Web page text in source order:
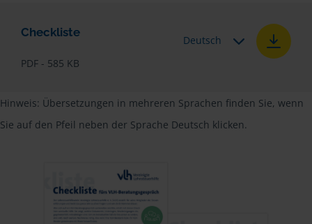
Checkliste
PDF - 585 KB
Deutsch
Hinweis: Übersetzungen in mehreren Sprachen finden Sie, wenn
Sie auf den Pfeil neben der Sprache Deutsch klicken.